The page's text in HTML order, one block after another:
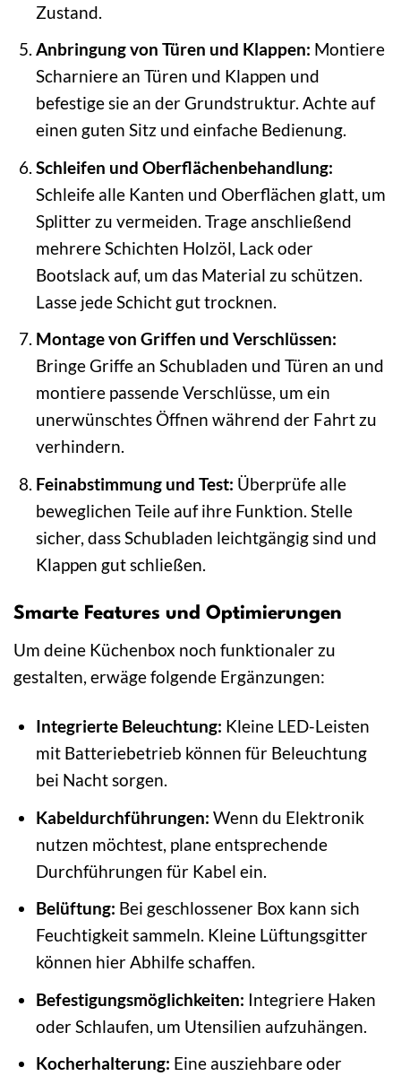
Zustand.
Anbringung von Türen und Klappen: Montiere
Scharniere an Türen und Klappen und
befestige sie an der Grundstruktur. Achte auf
einen guten Sitz und einfache Bedienung.
Schleifen und Oberflächenbehandlung:
Schleife alle Kanten und Oberflächen glatt, um
Splitter zu vermeiden. Trage anschließend
mehrere Schichten Holzöl, Lack oder
Bootslack auf, um das Material zu schützen.
Lasse jede Schicht gut trocknen.
Montage von Griffen und Verschlüssen:
Bringe Griffe an Schubladen und Türen an und
montiere passende Verschlüsse, um ein
unerwünschtes Öffnen während der Fahrt zu
verhindern.
Feinabstimmung und Test: Überprüfe alle
beweglichen Teile auf ihre Funktion. Stelle
sicher, dass Schubladen leichtgängig sind und
Klappen gut schließen.
Smarte Features und Optimierungen
Um deine Küchenbox noch funktionaler zu
gestalten, erwäge folgende Ergänzungen:
Integrierte Beleuchtung: Kleine LED-Leisten
mit Batteriebetrieb können für Beleuchtung
bei Nacht sorgen.
Kabeldurchführungen: Wenn du Elektronik
nutzen möchtest, plane entsprechende
Durchführungen für Kabel ein.
Belüftung: Bei geschlossener Box kann sich
Feuchtigkeit sammeln. Kleine Lüftungsgitter
können hier Abhilfe schaffen.
Befestigungsmöglichkeiten: Integriere Haken
oder Schlaufen, um Utensilien aufzuhängen.
Kocherhalterung: Eine ausziehbare oder